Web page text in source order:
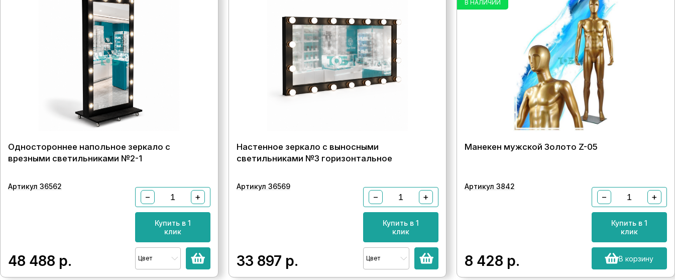
Одностороннее напольное зеркало с
врезными светильниками №2-1
Артикул 36562
48 488 р.
− +
Купить в 1
клик
Цвет
Настенное зеркало с выносными
светильниками №3 горизонтальное
Артикул 36569
33 897 р.
− +
Купить в 1
клик
Цвет
В НАЛИЧИИ
Манекен мужской Золото Z-05
Артикул 3842
8 428 р.
− +
Купить в 1
клик
В корзину